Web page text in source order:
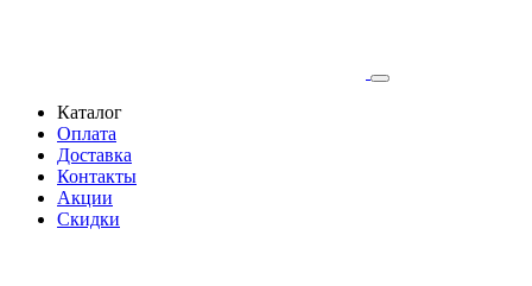
Каталог
Оплата
Доставка
Контакты
Акции
Скидки